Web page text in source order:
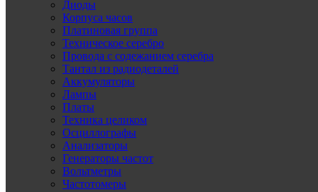
Диоды
Корпуса часов
Платиновая группа
Техническое серебро
Провода с содежанием серебра
Тантал из радиодеталей
Аккумуляторы
Лампы
Платы
Техника целиком
Осциллографы
Анализаторы
Генераторы частот
Вольтметры
Частотомеры